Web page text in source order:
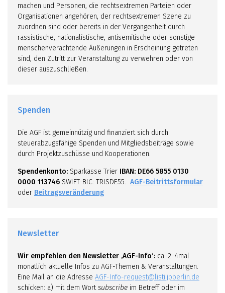
machen und Personen, die rechtsextremen Parteien oder
Organisationen angehören, der rechtsextremen Szene zu
zuordnen sind oder bereits in der Vergangenheit durch
rassistische, nationalistische, antisemitische oder sonstige
menschenverachtende Äußerungen in Erscheinung getreten
sind, den Zutritt zur Veranstaltung zu verwehren oder von
dieser auszuschließen.
Spenden
Die AGF ist gemeinnützig und finanziert sich durch
steuerabzugsfähige Spenden und Mitgliedsbeiträge sowie
durch Projektzuschüsse und Kooperationen.
Spendenkonto: Sparkasse Trier IBAN: DE66 5855 0130
0000 113746 SWIFT-BIC: TRISDE55. AGF-Beitrittsformular
oder Beitragsveränderung
Newsletter
Wir empfehlen den Newsletter ‚AGF-Info‘: ca. 2-4mal
monatlich aktuelle Infos zu AGF-Themen & Veranstaltungen.
Eine Mail an die Adresse AGF-Info-request@listi.jpberlin.de
schicken: a) mit dem Wortsubscribe im Betreff oder im